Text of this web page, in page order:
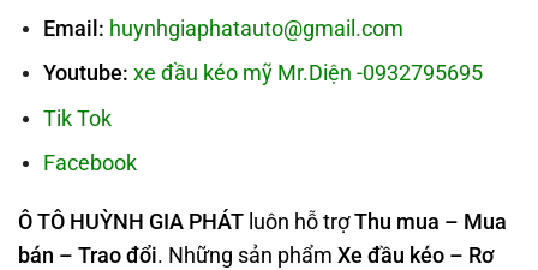
Email: huynhgiaphatauto@gmail.com
Youtube: xe đầu kéo mỹ Mr.Diện -0932795695
Tik Tok
Facebook
Ô TÔ HUỲNH GIA PHÁT luôn hỗ trợThu mua – Mua
bán – Trao đổi. Những sản phẩm Xe đầu kéo – Rơ